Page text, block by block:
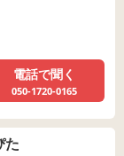
電話で聞く
050-1720-0165
た